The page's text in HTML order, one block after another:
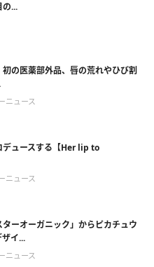
の...
初の医薬部外品、唇の荒れやひび割
ニュース
デュースする【Her lip to
ニュース
ターオーガニック」からピカチュウ
イ...
ニュース